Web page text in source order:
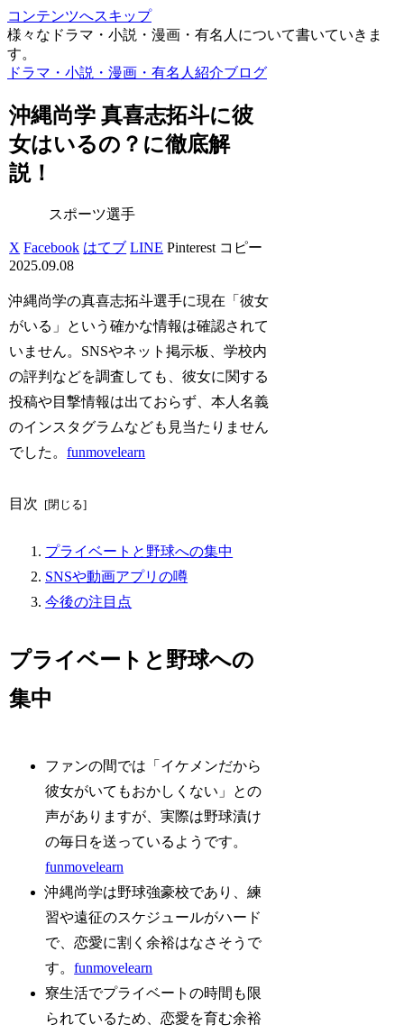
コンテンツへスキップ
様々なドラマ・小説・漫画・有名人について書いていきま
す。
ドラマ・小説・漫画・有名人紹介ブログ
沖縄尚学 真喜志拓斗に彼
女はいるの？に徹底解
説！
スポーツ選手
X Facebook はてブ LINE Pinterest コピー
2025.09.08
沖縄尚学の真喜志拓斗選手に現在「彼女
がいる」という確かな情報は確認されて
いません。SNSやネット掲示板、学校内
の評判などを調査しても、彼女に関する
投稿や目撃情報は出ておらず、本人名義
のインスタグラムなども見当たりません
でした。funmovelearn
目次
プライベートと野球への集中
SNSや動画アプリの噂
今後の注目点
プライベートと野球への
集中
ファンの間では「イケメンだから
彼女がいてもおかしくない」との
声がありますが、実際は野球漬け
の毎日を送っているようです。
funmovelearn
沖縄尚学は野球強豪校であり、練
習や遠征のスケジュールがハード
で、恋愛に割く余裕はなさそうで
す。funmovelearn
寮生活でプライベートの時間も限
られているため、恋愛を育む余裕